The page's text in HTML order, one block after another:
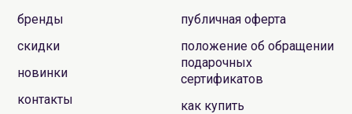
бренды
скидки
новинки
контакты
публичная оферта
положение об обращении
подарочных
сертификатов
как купить